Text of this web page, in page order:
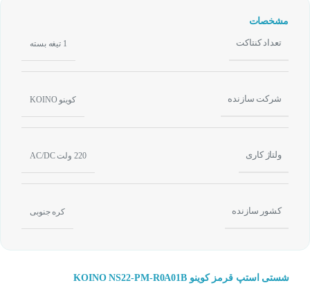
مشخصات
تعداد کنتاکت 1 تیغه بسته
شرکت سازنده کوینو KOINO
ولتاژ کاری 220 ولت AC/DC
کشور سازنده کره جنوبی
شستی استپ قرمز کوینو KOINO NS22-PM-R0A01B